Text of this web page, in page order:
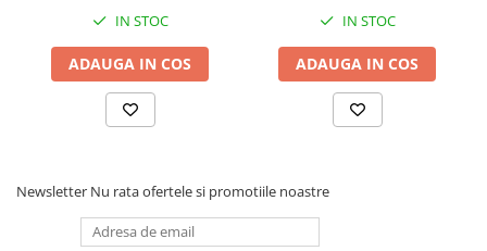
Cadou copii 2 ani
Cadou copii 3 ani
Cadou copii 4 ani
Cadou copii 5 ani
Cadou copii 7 ani
Cadou copii 8 ani
IN STOC
ADAUGA IN COS
IN STOC
ADAUGA IN COS
Newsletter Nu rata ofertele si promotiile noastre